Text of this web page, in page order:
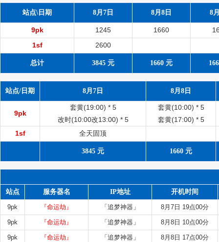
站点\日期 8月7日 8月8日 8
9pk 1245 1660
1sf
2600
总计 3845 元 1660 元
站点/日期 8月7日 8月8日
9pk
套黄(19:00) * 5
改时(10:00改13:00) * 5
套黄(10:00) * 5
套黄(17:00) * 5
1sf
全天固顶
3845 元 1660 元
站点 服务器名 IP地址 开机时间
9pk 『命运劫』 「追梦神器」 8月7日 19点00分
9pk 『命运劫』 「追梦神器」 8月8日 10点00分
9pk 『命运劫』 「追梦神器」 8月8日 17点00分